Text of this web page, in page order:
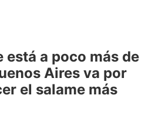
está a poco más de
Aires va por
el salame más